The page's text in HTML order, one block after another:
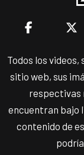
Todos los
sitio web, sus
respectivas
encuentran bajo
contenido de